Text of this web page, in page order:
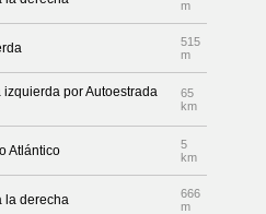
m
515
m
por Autoestrada
65
km
Atlántico
5
km
la derecha
666
m